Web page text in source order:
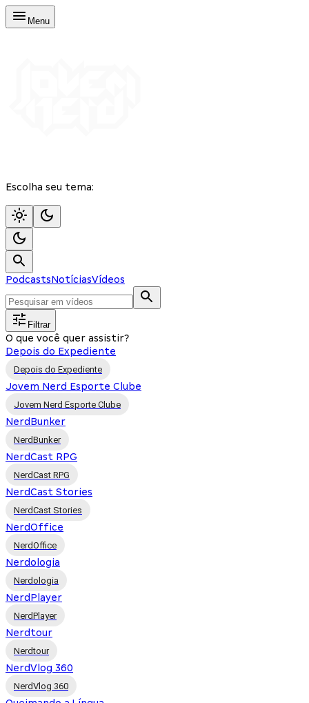
Menu
Escolha seu tema:
PodcastsNotíciasVídeos
Filtrar
O que você quer assistir?
Depois do Expediente
Depois do Expediente
Jovem Nerd Esporte Clube
Jovem Nerd Esporte Clube
NerdBunker
NerdBunker
NerdCast RPG
NerdCast RPG
NerdCast Stories
NerdCast Stories
NerdOffice
NerdOffice
Nerdologia
Nerdologia
NerdPlayer
NerdPlayer
Nerdtour
Nerdtour
NerdVlog 360
NerdVlog 360